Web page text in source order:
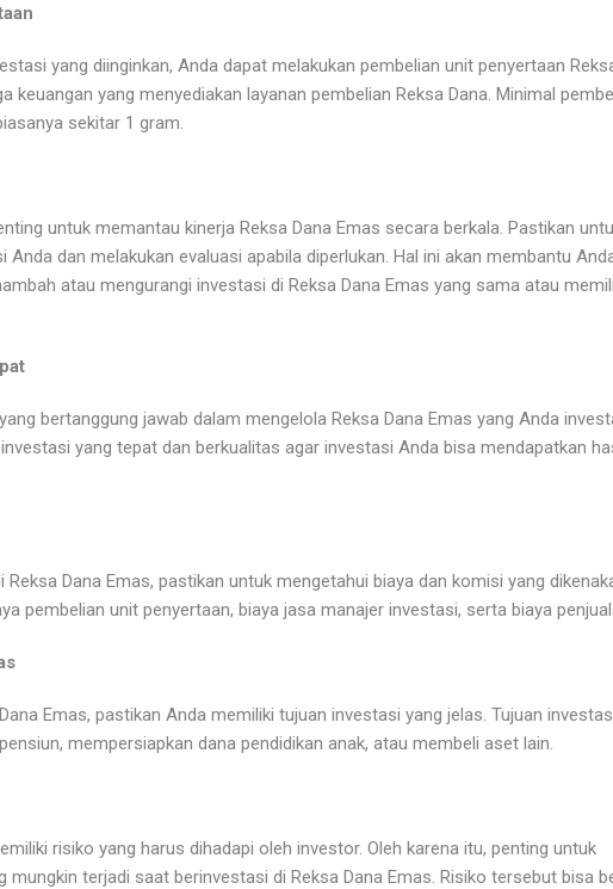
yang diinginkan, Anda dapat melakukan pembelian unit penyertaan
keuangan yang menyediakan layanan pembelian Reksa Dana. Minimal
sekitar 1 gram.
untuk memantau kinerja Reksa Dana Emas secara berkala. Pastikan
dan melakukan evaluasi apabila diperlukan. Hal ini akan membantu
atau mengurangi investasi di Reksa Dana Emas yang sama atau
bertanggung jawab dalam mengelola Reksa Dana Emas yang Anda
yang tepat dan berkualitas agar investasi Anda bisa mendapatkan
Dana Emas, pastikan untuk mengetahui biaya dan komisi yang
pembelian unit penyertaan, biaya jasa manajer investasi, serta biaya
Emas, pastikan Anda memiliki tujuan investasi yang jelas. Tujuan
mempersiapkan dana pendidikan anak, atau membeli aset lain.
risiko yang harus dihadapi oleh investor. Oleh karena itu, penting untuk
terjadi saat berinvestasi di Reksa Dana Emas. Risiko tersebut bisa